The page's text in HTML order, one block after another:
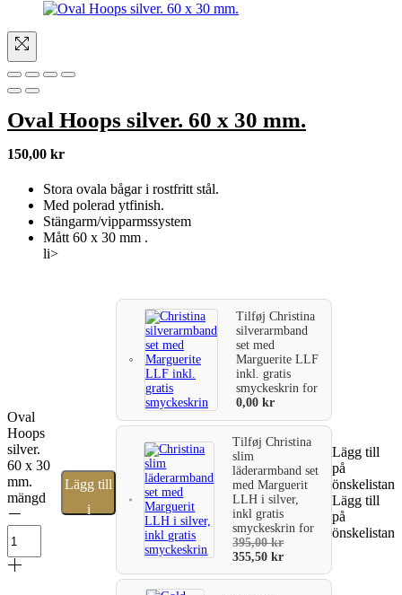
Oval Hoops silver. 60 x 30 mm.
150,00 kr
Stora ovala bågar i rostfritt stål.
Med polerad ytfinish.
Stängarm/vipparmssystem
Mått 60 x 30 mm .
li>
Oval
Hoops
silver.
60 x 30
mm.
mängd
Lägg till
i
TilføjChristina
silverarmband
set med
Marguerite LLF
inkl. gratis
smyckeskrinfor
0,00kr
TilføjChristina
slim
läderarmband set
med Marguerit
LLH i silver,
inkl gratis
smyckeskrinfor
395,00kr
355,50kr
Lägg till
på
önskelistan
Lägg till
på
önskelistan